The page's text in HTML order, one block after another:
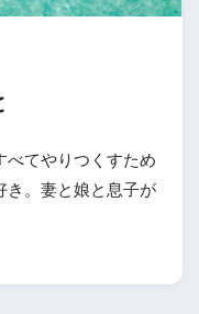
べてやりつくすため
き。妻と娘と息子が